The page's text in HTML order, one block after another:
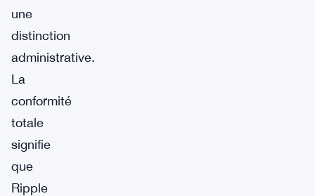
une
distinction
administrative.
La
conformité
totale
signifie
que
Ripple